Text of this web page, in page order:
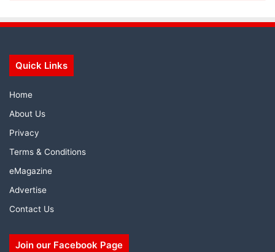
Quick Links
Home
About Us
Privacy
Terms & Conditions
eMagazine
Advertise
Contact Us
Join our Facebook Page